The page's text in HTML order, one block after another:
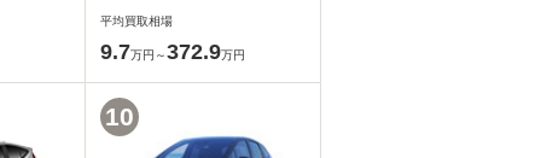
平均買取相場
9.7万円～372.9万円
10